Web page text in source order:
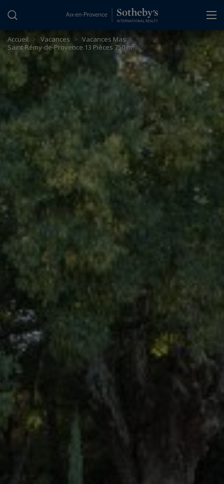
Accueil > Vacances > Vacances Mas
Saint-Rémy-de-Provence 13 Pièces 750 m²